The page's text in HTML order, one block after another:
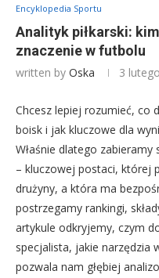
Encyklopedia Sportu
Analityk piłkarski:
znaczenie w futbolu
written by Oska 3
Chcesz lepiej rozumieć, co
boisk i jak kluczowe dla
Właśnie dlatego zabieramy
– kluczowej postaci, której
drużyny, a która ma
postrzegamy rankingi,
artykule odkryjemy, czym
specjalista, jakie narzędzia
pozwala nam głębiej